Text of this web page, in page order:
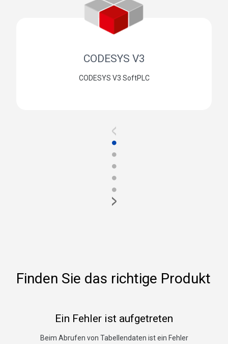
CODESYS V3
CODESYS V3 SoftPLC
<
●
●
●
●
●
>
Finden Sie das richtige Produkt
Ein Fehler ist aufgetreten
Beim Abrufen von Tabellendaten ist ein Fehler